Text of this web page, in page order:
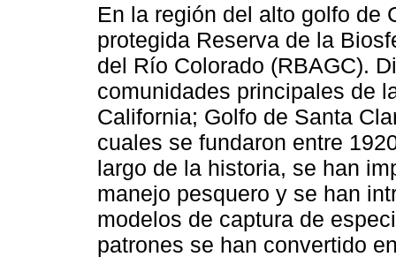
En la región del alto golfo de
protegida Reserva de la
del Río Colorado (RBAGC).
comunidades principales de
California; Golfo de Santa
cuales se fundaron entre
largo de la historia, se han
manejo pesquero y se han
modelos de captura de
patrones se han convertido